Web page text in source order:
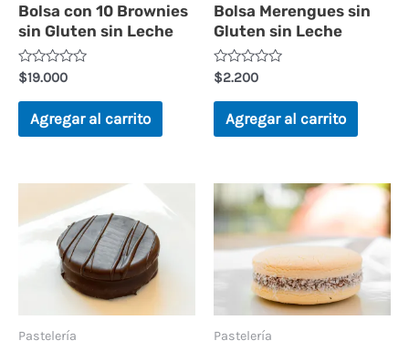
Bolsa con 10 Brownies
sin Gluten sin Leche
Valorado
en
0
$19.000
Agregar al carrito
Bolsa Merengues sin
Gluten sin Leche
Valorado
en
0
$2.200
Agregar al carrito
Pastelería Pastelería